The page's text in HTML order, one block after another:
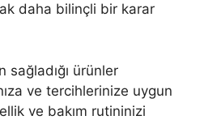
daha bilinçli bir karar
sağladığı ürünler
ve tercihlerinize uygun
ve bakım rutininizi